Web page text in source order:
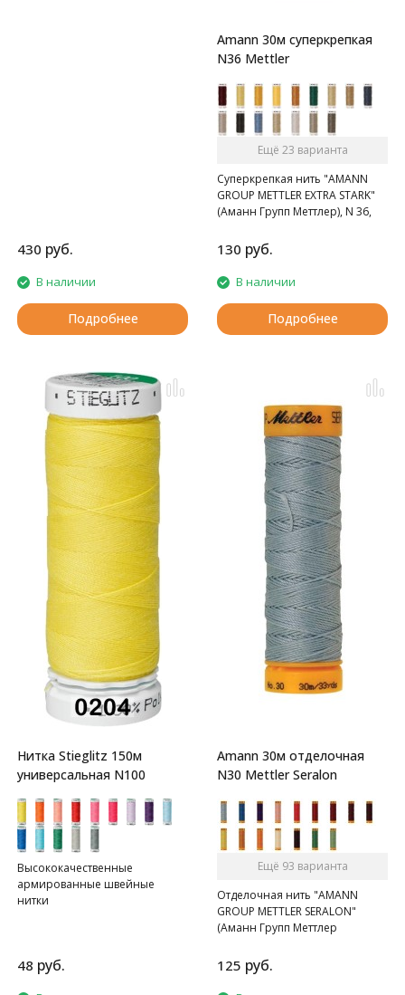
430 руб.
В наличии
Подробнее
Amann 30м суперкрепкая
N36 Mettler
Ещё 23 варианта
Суперкрепкая нить "AMANN
GROUP METTLER EXTRA STARK"
(Аманн Групп Меттлер), N 36,
130 руб.
В наличии
Подробнее
Нитка Stieglitz 150м
универсальная N100
Высококачественные
армированные швейные
нитки
48 руб.
Amann 30м отделочная
N30 Mettler Seralon
Ещё 93 варианта
Отделочная нить "AMANN
GROUP METTLER SERALON"
(Аманн Групп Меттлер
120 цветов.
125 руб.